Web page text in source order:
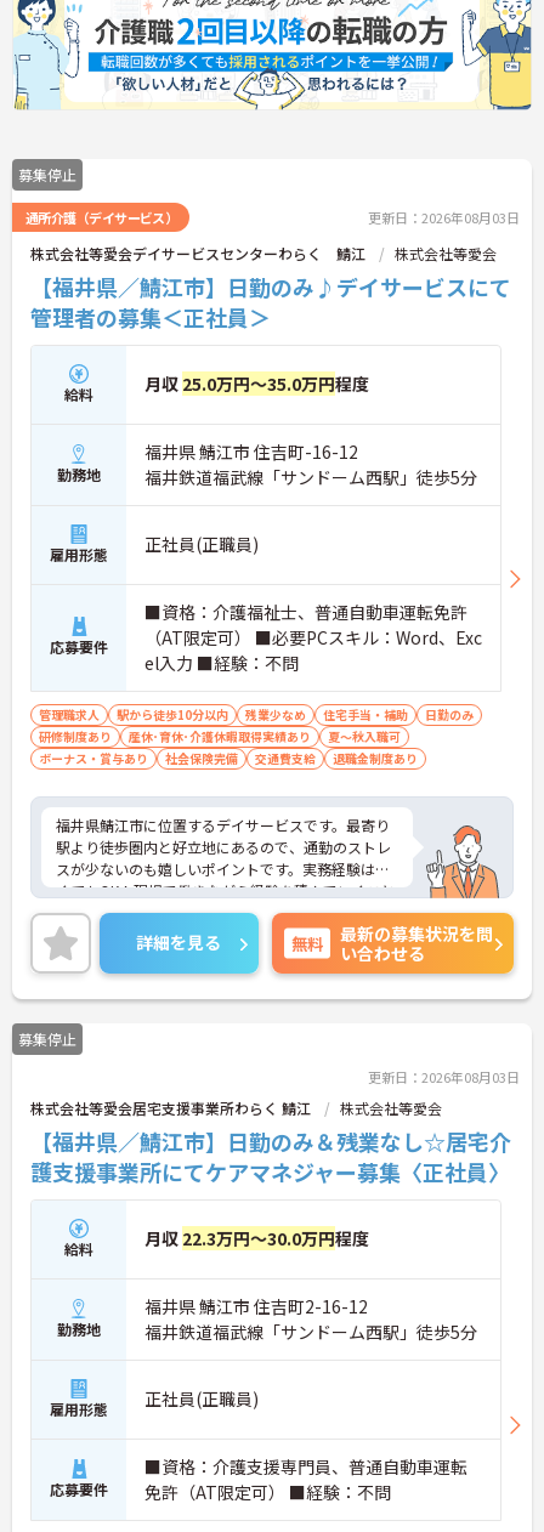
募集停止
通所介護（デイサービス） 更新日：2026年08月03日
株式会社等愛会デイサービスセンターわらく 鯖江 株式会社等愛会
【福井県／鯖江市】日勤のみ♪デイサービスにて
管理者の募集＜正社員＞
給料 月収 25.0万円～35.0万円程度
勤務地
福井県 鯖江市 住吉町-16-12
福井鉄道福武線「サンドーム西駅」徒歩5分
雇用形態 正社員(正職員)
応募要件
■資格：介護福祉士、普通自動車運転免許
（AT限定可） ■必要PCスキル：Word、Exc
el入力 ■経験：不問
管理職求人 駅から徒歩10分以内 残業少なめ 住宅手当・補助
日勤のみ
研修制度あり
産休･育休･介護休暇取得実績あり
夏～秋入職可
ボーナス・賞与あり
社会保険完備 交通費支給 退職金制度あり
福井県鯖江市に位置するデイサービスです。最寄り
駅より徒歩圏内と好立地にあるので、通勤のストレ
スが少ないのも嬉しいポイントです。実務経験はな
くてもOK！現場で働きながら経験を積んでいくこと
ができます。ご興味をお持ちの方はお気軽にお問い
合わせください。詳細を見る 無料
最新の募集状況を問
い合わせる
募集停止
更新日：2026年08月03日
株式会社等愛会居宅支援事業所わらく 鯖江 株式会社等愛会
【福井県／鯖江市】日勤のみ＆残業なし☆居宅介
護支援事業所にてケアマネジャー募集〈正社員〉
給料 月収 22.3万円～30.0万円程度
勤務地
福井県 鯖江市 住吉町2-16-12
福井鉄道福武線「サンドーム西駅」徒歩5分
雇用形態 正社員(正職員)
応募要件
■資格：介護支援専門員、普通自動車運転
免許（AT限定可） ■経験：不問